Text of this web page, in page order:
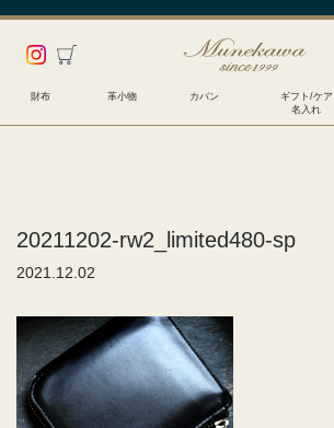
財布 革小物 カバン
ギフト/ケア
名入れ
20211202-rw2_limited480-sp
2021.12.02